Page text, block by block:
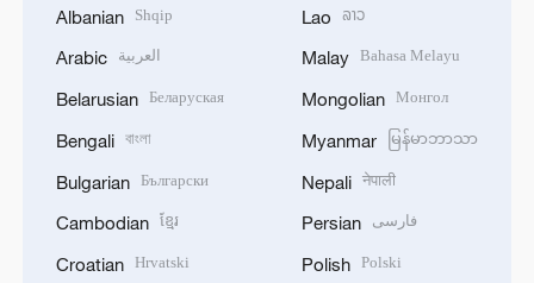
Albanian Shqip
Arabic العربية
Belarusian Беларуская
Bengali বাংলা
Bulgarian Български
Cambodian ខ្មែរ
Croatian Hrvatski
Lao ລາວ
Malay Bahasa Melayu
Mongolian Монгол
Myanmar မြန်မာဘာသာ
Nepali नेपाली
Persian فارسی
Polish Polski